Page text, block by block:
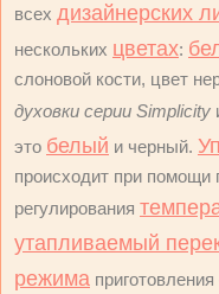
всех дизайнерских
нескольких цветах:
слоновой кости, цвет
духовки серии Simplicity
это белый и черный.
происходит при помощи
регулирования
утапливаемый
режима